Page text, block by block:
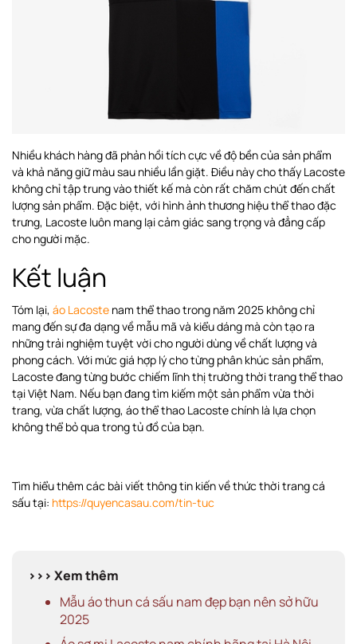
Nhiều khách hàng đã phản hồi tích cực về độ bền của sản phẩm
và khả năng giữ màu sau nhiều lần giặt. Điều này cho thấy Lacoste
không chỉ tập trung vào thiết kế mà còn rất chăm chút đến chất
lượng sản phẩm. Đặc biệt, với hình ảnh thương hiệu thể thao đặc
trưng, Lacoste luôn mang lại cảm giác sang trọng và đẳng cấp
cho người mặc.
Kết luận
Tóm lại, áo Lacoste nam thể thao trong năm 2025 không chỉ
mang đến sự đa dạng về mẫu mã và kiểu dáng mà còn tạo ra
những trải nghiệm tuyệt vời cho người dùng về chất lượng và
phong cách. Với mức giá hợp lý cho từng phân khúc sản phẩm,
Lacoste đang từng bước chiếm lĩnh thị trường thời trang thể thao
tại Việt Nam. Nếu bạn đang tìm kiếm một sản phẩm vừa thời
trang, vừa chất lượng, áo thể thao Lacoste chính là lựa chọn
không thể bỏ qua trong tủ đồ của bạn.
Tìm hiểu thêm các bài viết thông tin kiến về thức thời trang cá
sấu tại: https://quyencasau.com/tin-tuc
>>> Xem thêm
Mẫu áo thun cá sấu nam đẹp bạn nên sở hữu
2025